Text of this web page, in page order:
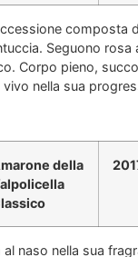
composta
Seguono rosa
Corpo pieno,
nella sua
della
naso nella sua